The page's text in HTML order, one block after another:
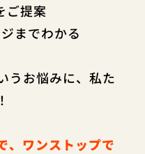
ご提案
までわかる
うお悩みに、私た
、ワンストップで